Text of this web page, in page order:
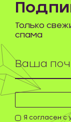
Я согласен с
Только
спама